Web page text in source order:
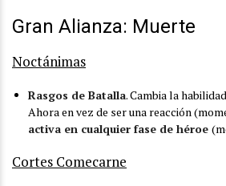
Gran Alianza: Muerte
Noctánimas
Rasgos de Batalla. Cambia la habilidad
Ahora en vez de ser una reacción
activa en cualquier fase de héroe
Cortes Comecarne